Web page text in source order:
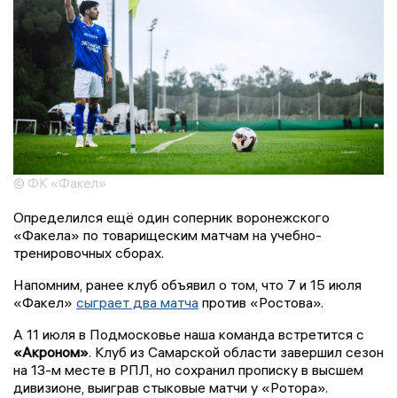
© ФК «Факел»
Определился ещё один соперник воронежского
«Факела» по товарищеским матчам на учебно-
тренировочных сборах.
Напомним, ранее клуб объявил о том, что 7 и 15 июля
«Факел» сыграет два матча против «Ростова».
А 11 июля в Подмосковье наша команда встретится с
«Акроном». Клуб из Самарской области завершил сезон
на 13-м месте в РПЛ, но сохранил прописку в высшем
дивизионе, выиграв стыковые матчи у «Ротора».